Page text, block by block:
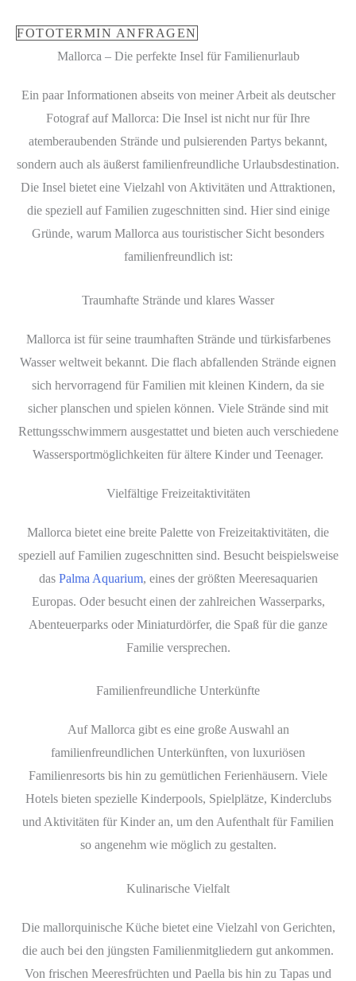
FOTOTERMIN ANFRAGEN
Mallorca – Die perfekte Insel für Familienurlaub
Ein paar Informationen abseits von meiner Arbeit als deutscher
Fotograf auf Mallorca: Die Insel ist nicht nur für Ihre
atemberaubenden Strände und pulsierenden Partys bekannt,
sondern auch als äußerst familienfreundliche Urlaubsdestination.
Die Insel bietet eine Vielzahl von Aktivitäten und Attraktionen,
die speziell auf Familien zugeschnitten sind. Hier sind einige
Gründe, warum Mallorca aus touristischer Sicht besonders
familienfreundlich ist:
Traumhafte Strände und klares Wasser
Mallorca ist für seine traumhaften Strände und türkisfarbenes
Wasser weltweit bekannt. Die flach abfallenden Strände eignen
sich hervorragend für Familien mit kleinen Kindern, da sie
sicher planschen und spielen können. Viele Strände sind mit
Rettungsschwimmern ausgestattet und bieten auch verschiedene
Wassersportmöglichkeiten für ältere Kinder und Teenager.
Vielfältige Freizeitaktivitäten
Mallorca bietet eine breite Palette von Freizeitaktivitäten, die
speziell auf Familien zugeschnitten sind. Besucht beispielsweise
das Palma Aquarium, eines der größten Meeresaquarien
Europas. Oder besucht einen der zahlreichen Wasserparks,
Abenteuerparks oder Miniaturdörfer, die Spaß für die ganze
Familie versprechen.
Familienfreundliche Unterkünfte
Auf Mallorca gibt es eine große Auswahl an
familienfreundlichen Unterkünften, von luxuriösen
Familienresorts bis hin zu gemütlichen Ferienhäusern. Viele
Hotels bieten spezielle Kinderpools, Spielplätze, Kinderclubs
und Aktivitäten für Kinder an, um den Aufenthalt für Familien
so angenehm wie möglich zu gestalten.
Kulinarische Vielfalt
Die mallorquinische Küche bietet eine Vielzahl von Gerichten,
die auch bei den jüngsten Familienmitgliedern gut ankommen.
Von frischen Meeresfrüchten und Paella bis hin zu Tapas und